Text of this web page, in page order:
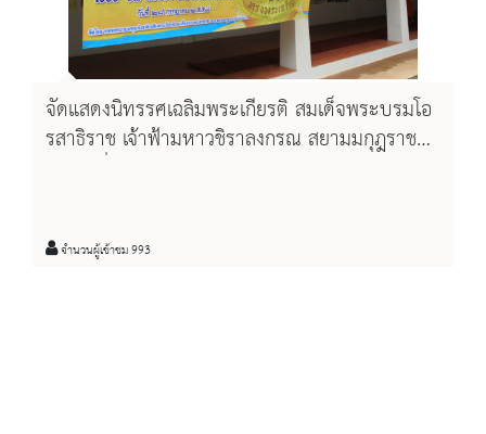
จัดแสดงนิทรรศเฉลิมพระเกียรติ สมเด็จพระบรมโอ
รสาธิราช เจ้าฟ้ามหาวชิราลงกรณ สยามมกุฎราช
จำนวนผู้เข้าชม 993